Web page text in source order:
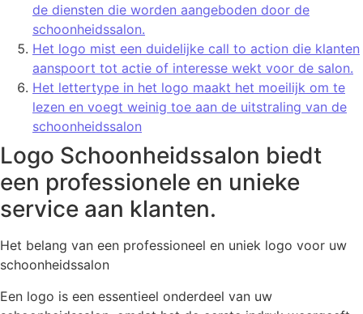
de diensten die worden aangeboden door de
schoonheidssalon.
Het logo mist een duidelijke call to action die klanten
aanspoort tot actie of interesse wekt voor de salon.
Het lettertype in het logo maakt het moeilijk om te
lezen en voegt weinig toe aan de uitstraling van de
schoonheidssalon
Logo Schoonheidssalon biedt
een professionele en unieke
service aan klanten.
Het belang van een professioneel en uniek logo voor uw
schoonheidssalon
Een logo is een essentieel onderdeel van uw